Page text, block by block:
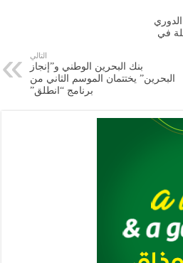
A
p
في
التالي
بنك البحرين الوطني و”إنجاز
البحرين” يختتمان الموسم الثاني من
برنامج “انطلق”